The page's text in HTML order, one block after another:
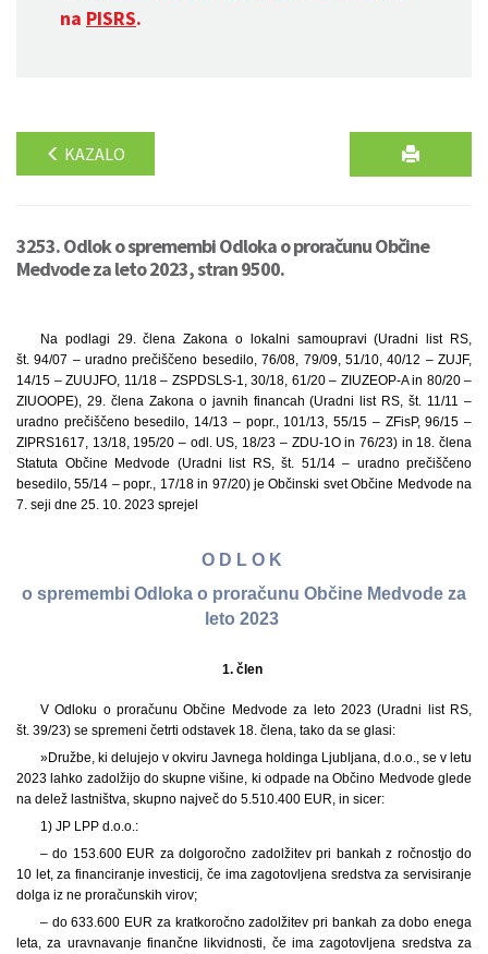
na PISRS.
KAZALO
3253. Odlok o spremembi Odloka o proračunu Občine
Medvode za leto 2023, stran 9500.
Na podlagi 29. člena Zakona o lokalni samoupravi (Uradni list RS,
št. 94/07 – uradno prečiščeno besedilo, 76/08, 79/09, 51/10, 40/12 – ZUJF,
14/15 – ZUUJFO, 11/18 – ZSPDSLS-1, 30/18, 61/20 – ZIUZEOP-A in 80/20 –
ZIUOOPE), 29. člena Zakona o javnih financah (Uradni list RS, št. 11/11 –
uradno prečiščeno besedilo, 14/13 – popr., 101/13, 55/15 – ZFisP, 96/15 –
ZIPRS1617, 13/18, 195/20 – odl. US, 18/23 – ZDU-1O in 76/23) in 18. člena
Statuta Občine Medvode (Uradni list RS, št. 51/14 – uradno prečiščeno
besedilo, 55/14 – popr., 17/18 in 97/20) je Občinski svet Občine Medvode na
7. seji dne 25. 10. 2023 sprejel
O D L O K
o spremembi Odloka o proračunu Občine Medvode za
leto 2023
1. člen
V Odloku o proračunu Občine Medvode za leto 2023 (Uradni list RS,
št. 39/23) se spremeni četrti odstavek 18. člena, tako da se glasi:
»Družbe, ki delujejo v okviru Javnega holdinga Ljubljana, d.o.o., se v letu
2023 lahko zadolžijo do skupne višine, ki odpade na Občino Medvode glede
na delež lastništva, skupno največ do 5.510.400 EUR, in sicer:
1) JP LPP d.o.o.:
– do 153.600 EUR za dolgoročno zadolžitev pri bankah z ročnostjo do
10 let, za financiranje investicij, če ima zagotovljena sredstva za servisiranje
dolga iz ne proračunskih virov;
– do 633.600 EUR za kratkoročno zadolžitev pri bankah za dobo enega
leta, za uravnavanje finančne likvidnosti, če ima zagotovljena sredstva za